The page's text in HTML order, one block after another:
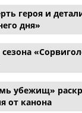
героя и
дня»
убежищ»
от канона